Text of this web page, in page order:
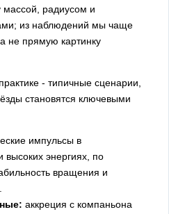
радиусом и
из наблюдений мы чаще
не прямую картинку
- типичные сценарии,
становятся ключевыми
импульсы в
высоких энергиях, по
вращения и
аккреция с компаньона